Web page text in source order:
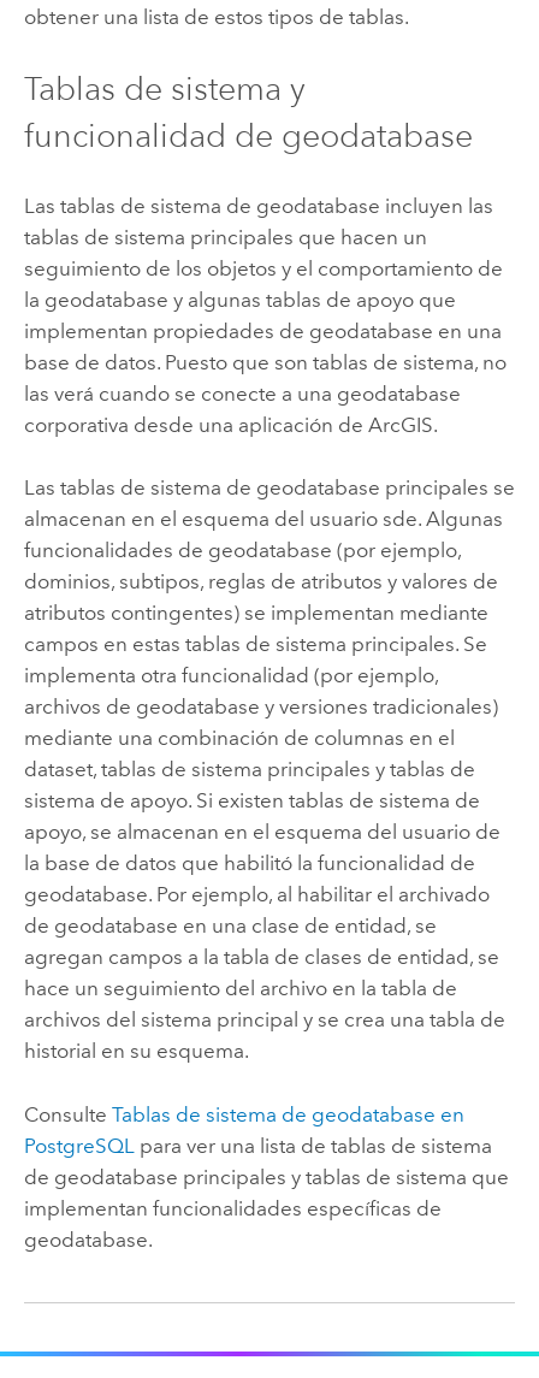
obtener una lista de estos tipos de tablas.
Tablas de sistema y
funcionalidad de geodatabase
Las tablas de sistema de geodatabase incluyen las
tablas de sistema principales que hacen un
seguimiento de los objetos y el comportamiento de
la geodatabase y algunas tablas de apoyo que
implementan propiedades de geodatabase en una
base de datos. Puesto que son tablas de sistema, no
las verá cuando se conecte a una geodatabase
corporativa desde una aplicación de ArcGIS.
Las tablas de sistema de geodatabase principales se
almacenan en el esquema del usuario sde.Algunas
funcionalidades de geodatabase (por ejemplo,
dominios, subtipos, reglas de atributos y valores de
atributos contingentes) se implementan mediante
campos en estas tablas de sistema principales.Se
implementa otra funcionalidad (por ejemplo,
archivos de geodatabase y versiones tradicionales)
mediante una combinación de columnas en el
dataset, tablas de sistema principales y tablas de
sistema de apoyo. Si existen tablas de sistema de
apoyo, se almacenan en el esquema del usuario de
la base de datos que habilitó la funcionalidad de
geodatabase. Por ejemplo, al habilitar el archivado
de geodatabase en una clase de entidad, se
agregan campos a la tabla de clases de entidad, se
hace un seguimiento del archivo en la tabla de
archivos del sistema principal y se crea una tabla de
historial en su esquema.
Consulte Tablas de sistema de geodatabase en
PostgreSQL para ver una lista de tablas de sistema
de geodatabase principales y tablas de sistema que
implementan funcionalidades específicas de
geodatabase.